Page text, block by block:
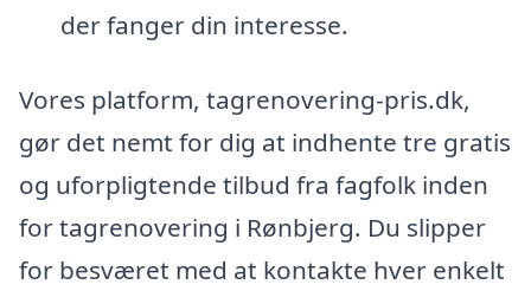
der fanger din interesse.
Vores platform, tagrenovering-pris.dk,
gør det nemt for dig at indhente tre gratis
og uforpligtende tilbud fra fagfolk inden
for tagrenovering i Rønbjerg. Du slipper
for besværet med at kontakte hver enkelt